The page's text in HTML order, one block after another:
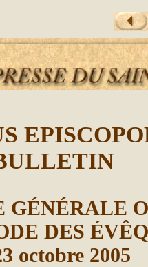
GÉNÉRALE
DES
octobre 2005